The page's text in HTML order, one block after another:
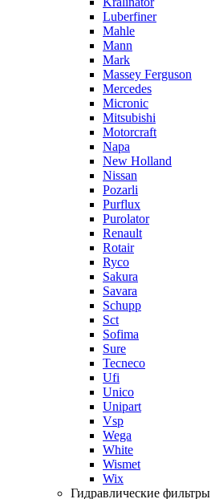
Luberfiner
Mahle
Mann
Mark
Massey Ferguson
Mercedes
Micronic
Mitsubishi
Motorcraft
Napa
New Holland
Nissan
Pozarli
Purflux
Purolator
Renault
Rotair
Ryco
Sakura
Savara
Schupp
Sct
Sofima
Sure
Tecneco
Ufi
Unico
Unipart
Vsp
Wega
White
Wismet
Wix
Гидравлические фильтры